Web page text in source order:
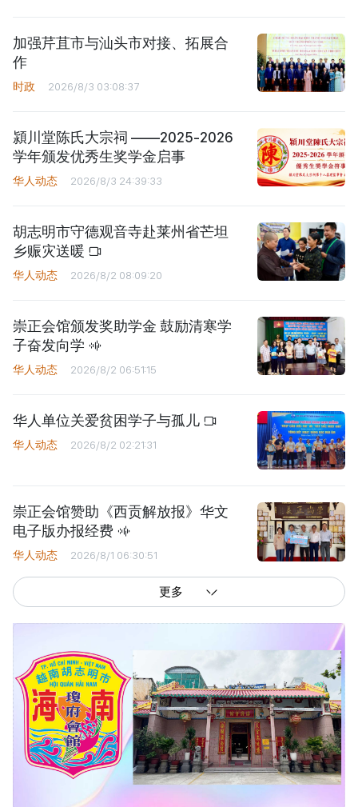
加强芹苴市与汕头市对接、拓展合
作
时政 2026/8/3 03:08:37
潁川堂陈氏大宗祠 ——2025-2026
学年颁发优秀生奖学金启事
华人动态 2026/8/3 24:39:33
胡志明市守德观音寺赴莱州省芒坦
乡赈灾送暖
华人动态 2026/8/2 08:09:20
崇正会馆颁发奖助学金 鼓励清寒学
子奋发向学
华人动态 2026/8/2 06:51:15
华人单位关爱贫困学子与孤儿
华人动态 2026/8/2 02:21:31
崇正会馆赞助《西贡解放报》华文
电子版办报经费
华人动态 2026/8/1 06:30:51
更多